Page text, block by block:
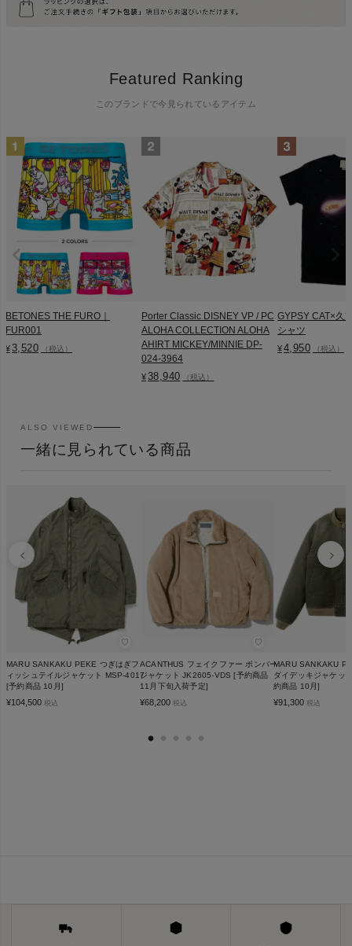
Featured Ranking
このブランドで今見られているアイテム
BETONES THE FURO｜
FUR001
¥ 3,520 （税込）
Porter Classic DISNEY VP / PC
ALOHA COLLECTION ALOHA
AHIRT MICKEY/MINNIE DP-
024-3964
¥ 38,940 （税込）
GYPSY CAT×久
シャツ
¥4,950 （税込）
ALSO VIEWED
一緒に見られている商品
♡
MARU SANKAKU PEKE つぎはぎフ
ィッシュテイルジャケット MSP-4017
[予約商品 10月]
¥104,500 税込
♡
ACANTHUS フェイクファー ボンバー
ジャケット JK2605-VDS [予約商品
11月下旬入荷予定]
¥68,200 税込
MARU SANKAKU
ダイデッキジャケッ
約商品 10月]
¥91,300 税込